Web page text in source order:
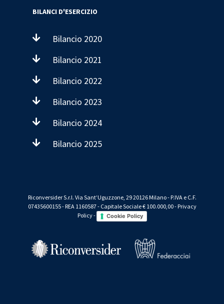
BILANCI D'ESERCIZIO
Bilancio 2020
Bilancio 2021
Bilancio 2022
Bilancio 2023
Bilancio 2024
Bilancio 2025
Riconversider S.r.l. Via Sant’Uguzzone, 29 20126 Milano - P.IVA e C.F.
07435600155 - REA 1160587 - Capitale Sociale € 100.000,00 - Privacy
Policy- Cookie Policy